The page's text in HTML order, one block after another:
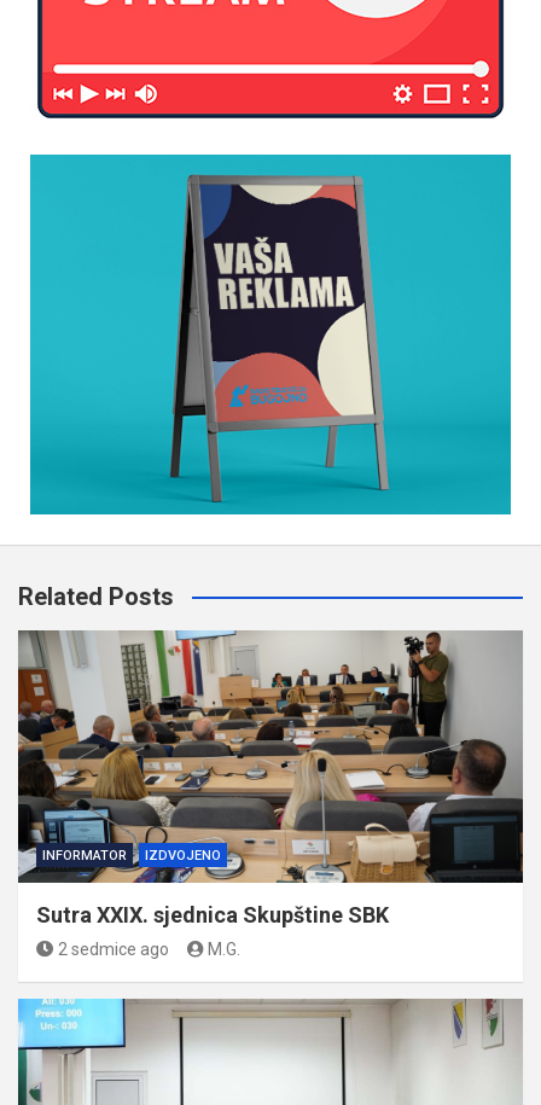
Related Posts
INFORMATOR IZDVOJENO
Sutra XXIX. sjednica Skupštine SBK
2 sedmice ago M.G.